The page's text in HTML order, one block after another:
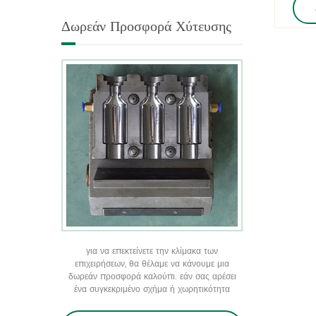
σε όλα τα μεγέθη
προϊόντος σας με την
προσφορά δωρεάν
χύτευσης
Δωρεάν Προσφορά Χύτευσης
για να επεκτείνετε την κλίμακα των
επιχειρήσεων, θα θέλαμε να κάνουμε μια
δωρεάν προσφορά καλούπι. εάν σας αρέσει
ένα συγκεκριμένο σχήμα ή χωρητικότητα